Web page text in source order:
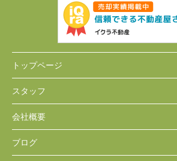
トップページ
スタッフ
会社概要
ブログ